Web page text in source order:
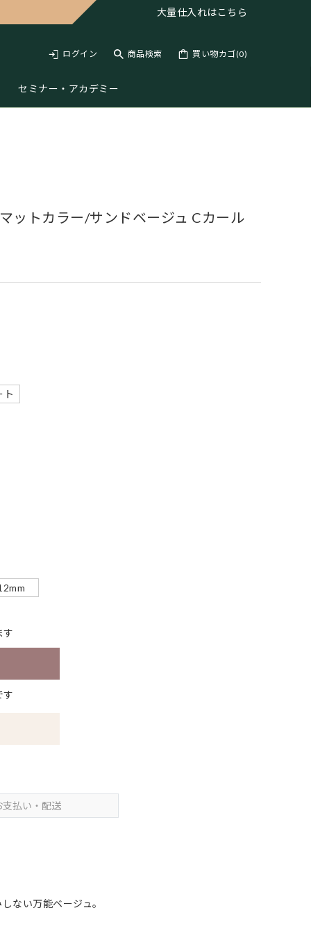
大量仕入れはこちら
ログイン 商品検索 買い物カゴ(0)
セミナー・アカデミー
ットカラー/サンドベージュ Cカール
ト
す
す
支払い・配送
ない万能ベージュ。